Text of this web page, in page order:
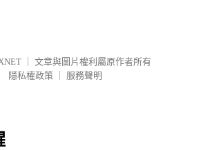
文章與圖片權利屬原作者所有
隱私權政策
服務聲明